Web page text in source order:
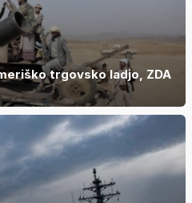
trgovsko ladjo, ZDA